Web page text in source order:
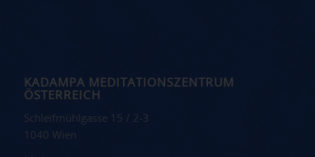
KADAMPA MEDITATIONSZENTRUM
ÖSTERREICH
Schleifmühlgasse 15 / 2-3
1040 Wien